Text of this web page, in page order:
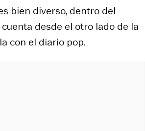
bien diverso, dentro del
cuenta desde el otro lado de la
con el diario pop.